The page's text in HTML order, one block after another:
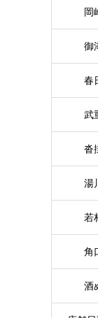
岡
御
春
武
沓
湯
若
角
酒